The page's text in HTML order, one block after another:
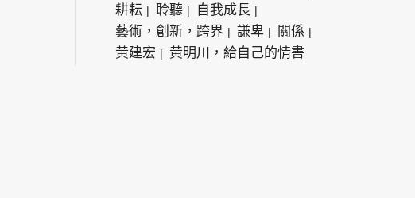
耕耘
聆聽
自我成長
藝術，創新，跨界
謙卑
關係
黃建宏
黃明川，給自己的情書